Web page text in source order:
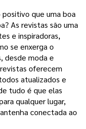
que uma boa
As revistas são uma
e inspiradoras,
se enxerga o
desde moda e
oferecem
atualizados e
tudo é que elas
qualquer lugar,
conectada ao